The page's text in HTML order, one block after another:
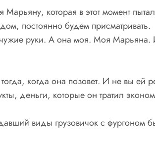
которая в этот момент
постоянно будем присматривать.
руки. А она моя. Моя Марьяна.
когда она позовет. И не вы ей
деньги, которые он тратил
виды грузовичок с фургоном